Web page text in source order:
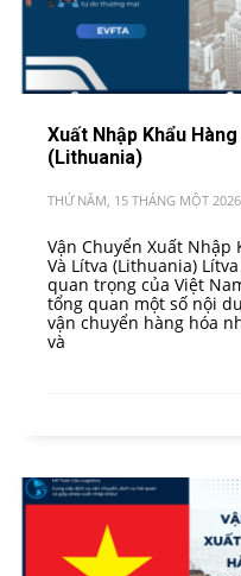
Xuất Nhập Khẩu
(Lithuania)
THỨ NĂM, 15 THÁNG MỘT 2026
Vận Chuyển Xuất Nhập
Và Lítva (Lithuania)
quan trọng của Việt
tổng quan một số nội
vận chuyển hàng hóa
và